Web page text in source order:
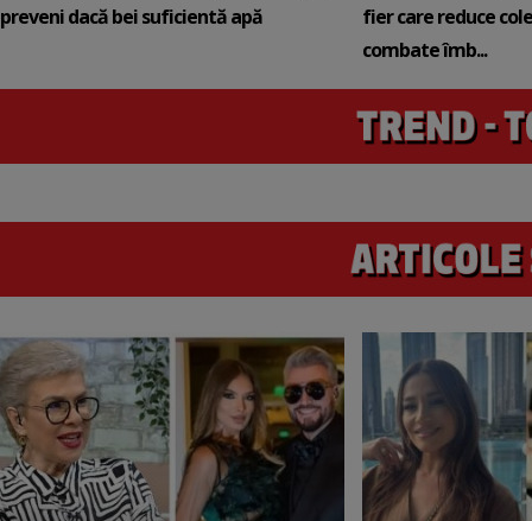
preveni dacă bei suficientă apă
fier care reduce
combate îmb...